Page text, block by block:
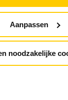
Aanpassen
noodzakelijke